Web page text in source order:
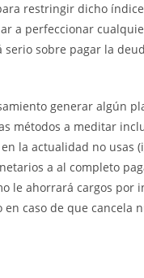
restringir dicho
a perfeccionar
sobre pagar la
generar algún
métodos a meditar
la actualidad no
a al completo
le ahorrará cargos
caso de que cancela